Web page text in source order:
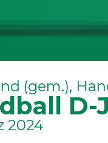
(gem.),
D-
2024